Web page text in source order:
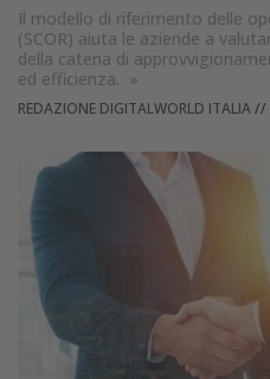
Il modello di riferimento delle
(SCOR) aiuta le aziende a
della catena di
ed efficienza. »
REDAZIONE DIGITALWORLD ITALIA//